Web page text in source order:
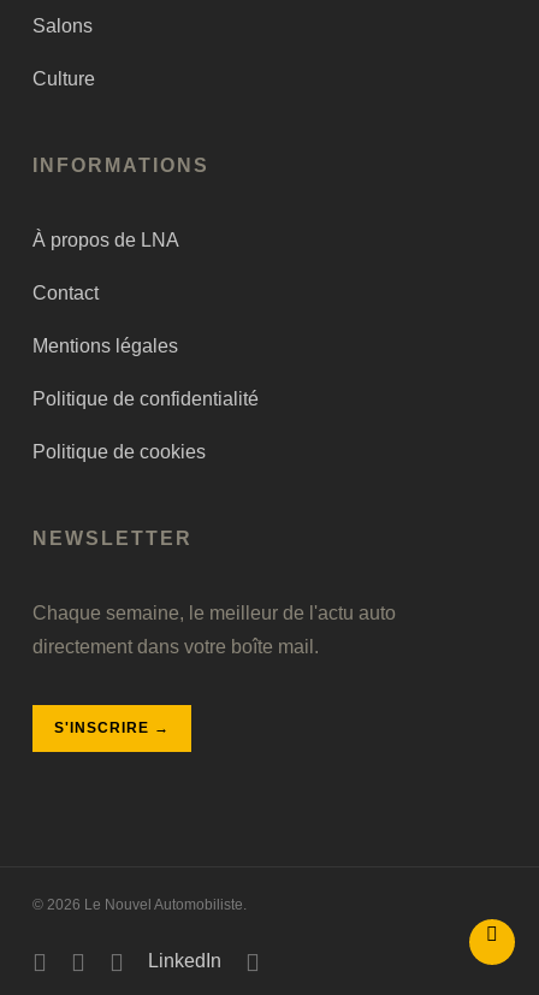
Salons
Culture
INFORMATIONS
À propos de LNA
Contact
Mentions légales
Politique de confidentialité
Politique de cookies
NEWSLETTER
Chaque semaine, le meilleur de l'actu auto
directement dans votre boîte mail.
S'INSCRIRE →
© 2026 Le Nouvel Automobiliste.
Facebook
Instagram
YoutubeLinkedIn
LinkedIn Phone